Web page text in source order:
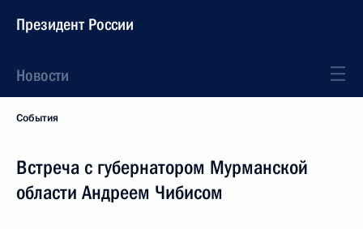
Президент России
Новости
События
Встреча с губернатором Мурманской
области Андреем Чибисом